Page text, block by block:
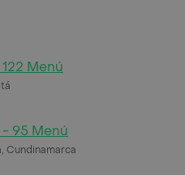
Menú
95 Menú
Cundinamarca